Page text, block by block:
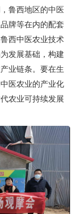
鲁西地区的中医
牌等在内的配套
西中医农业技术
发展基础，构建
业链条。要在生
医农业的产业化
农业可持续发展